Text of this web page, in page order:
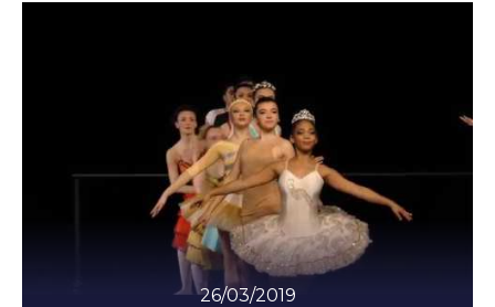
26/03/2019